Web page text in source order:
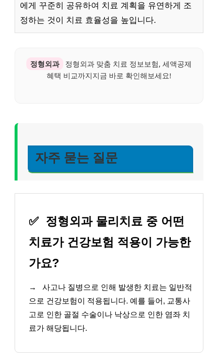
에게 꾸준히 공유하여 치료 계획을 유연하게 조
정하는 것이 치료 효율성을 높입니다.
정형외과
정형외과 맞춤 치료 정보보험, 세액공제
혜택 비교까지지금 바로 확인해보세요!
자주 묻는 질문
✅ 정형외과 물리치료 중 어떤
치료가 건강보험 적용이 가능한
가요?
→
사고나 질병으로 인해 발생한 치료는 일반적
으로 건강보험이 적용됩니다. 예를 들어, 교통사
고로 인한 골절 수술이나 낙상으로 인한 염좌 치
료가 해당됩니다.